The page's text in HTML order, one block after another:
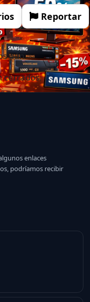
Reportar
aún.
cerrados.
enlaces
podríamos recibir